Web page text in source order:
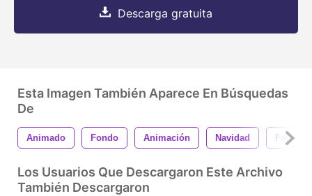
Descarga gratuita
Esta Imagen También Aparece En Búsquedas
De
Animado Fondo Animación Navidad Fiesta
Los Usuarios Que Descargaron Este Archivo
También Descargaron